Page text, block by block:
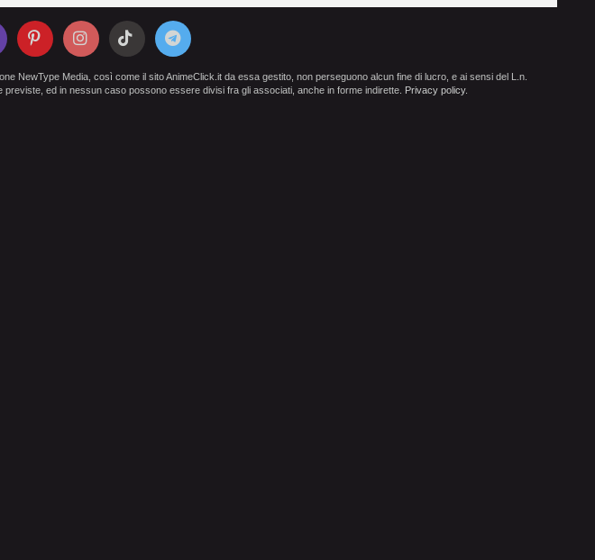
NewType Media, così come il sito AnimeClick.it da essa gestito, non perseguono alcun fine di lucro, e ai sensi del L.n.
ed in nessun caso possono essere divisi fra gli associati, anche in forme indirette. Privacy policy.